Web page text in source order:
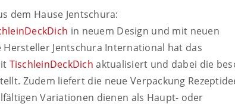
dem Hause Jentschura:
in neuem Design und mit neuen
Jentschura International hat das
TischleinDeckDich aktualisiert und dabei die
Zudem liefert die neue Verpackung
Variationen dienen als Haupt- oder